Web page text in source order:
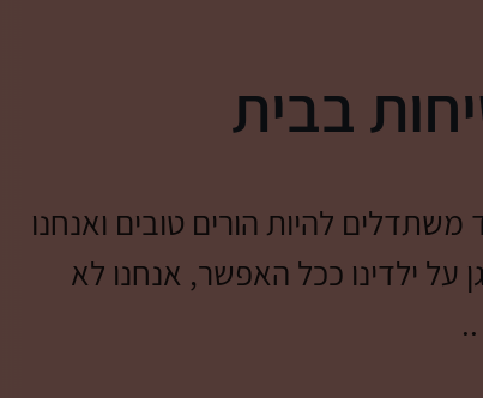
בבית
להיות הורים טובים ואנחנו
על ילדינו ככל האפשר, אנחנו לא